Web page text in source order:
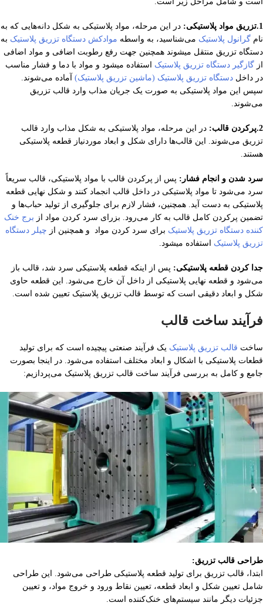
1.تزریق مواد پلاستیکی:
در این مرحله، مواد پلاستیکی به شکل دانه‌هایی که به
نام گرانول پلاستیک می‌شناسید، به واسطه موادکش دستگاه تزریق پلاستیک به
دستگاه تزریق منتقل میشوند همچنین جهت رفع رطوبت اضافی و مواد اضافی
از گازگیر دستگاه تزریق پلاستیک استفاده میشود و مواد با دما و فشار مناسب
در داخل دستگاه تزریق پلاستیک (ماشین تزریق پلاستیک) آماده می‌شوند.
سپس این مواد پلاستیکی به صورت یک جریان مذاب وارد قالب تزریق
می‌شوند.
2.پرکردن قالب:
در این مرحله، مواد پلاستیکی به شکل مذاب وارد قالب
تزریق می‌شوند. این قالب‌ها دارای شکل و ابعاد موردنیاز قطعه پلاستیکی
هستند.
سرد شدن و انجام فشار: پس از پرکردن قالب با مواد پلاستیکی، قالب سریعاً
سرد می‌شود تا مواد پلاستیکی در داخل قالب انجماد کنند و شکل نهایی قطعه
پلاستیکی به دست آید. همچنین، فشار لازم برای جلوگیری از تولید حباب‌ها و
تضمین پرکردن کامل قالب به کار می‌رود. بزرای سرد کردن مواد از برج خنک
کننده دستگاه تزریق پلاستیک برای سرد کردن مواد و همچنین از چیلر دستگاه
تزریق پلاستیک استفاده میشود.
جدا کردن قطعه پلاستیکی: پس از اینکه قطعه پلاستیکی سرد شد، قالب باز
می‌شود و قطعه نهایی پلاستیکی از داخل آن خارج می‌شود. این قطعه حاوی
شکل و ابعاد دقیقی است که توسط قالب تزریق پلاستیک تعیین شده است.
فرآیند ساخت قالب
ساخت قالب تزریق پلاستیک یک فرآیند صنعتی پیچیده است که برای تولید
قطعات پلاستیکی با اشکال و ابعاد مختلف استفاده می‌شود. در اینجا بصورت
جامع و کامل به بررسی فرآیند ساخت قالب تزریق پلاستیک می‌پردازیم:
طراحی قالب تزریق:
ابتدا، قالب تزریق برای تولید قطعه پلاستیکی طراحی می‌شود. این طراحی
شامل تعیین شکل و ابعاد قطعه، تعیین نقاط ورود و خروج مواد، و تعیین
جزئیات دیگر مانند سیستم‌های خنک‌کننده است.